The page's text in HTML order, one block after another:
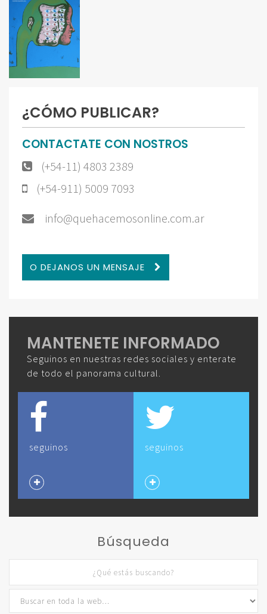
¿CÓMO PUBLICAR?
CONTACTATE CON NOSTROS
(+54-11) 4803 2389
(+54-911) 5009 7093
info@quehacemosonline.com.ar
O DEJANOS UN MENSAJE
MANTENETE INFORMADO
Seguinos en nuestras redes sociales y enterate
de todo el panorama cultural.
seguinos seguinos
Búsqueda